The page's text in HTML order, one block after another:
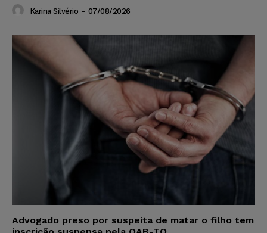
Karina Silvério - 07/08/2026
Advogado preso por suspeita de matar o filho tem